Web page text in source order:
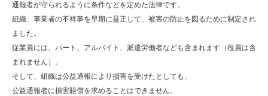
通報者が守られるように条件などを定めた法律です。
組織、事業者の不祥事を早期に是正して、被害の防止を図るために制定され
ました。
従業員には、パート、アルバイト、派遣労働者なども含まれます（役員は含
まれません）。
そして、組織は公益通報により損害を受けたとしても、
公益通報者に損害賠償を求めることはできません。